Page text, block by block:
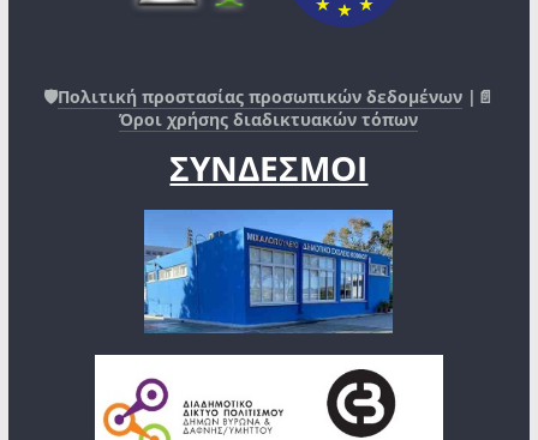
🛡️Πολιτική προστασίας προσωπικών δεδομένων |📄
Όροι χρήσης διαδικτυακών τόπων
ΣΥΝΔΕΣΜΟΙ